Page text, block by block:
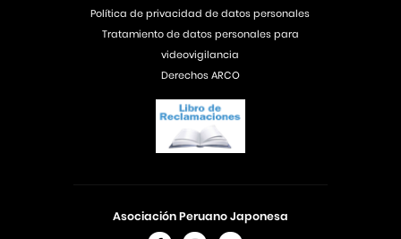
Asociación Peruano Japonesa
Política de privacidad de datos personales
Tratamiento de datos personales para
videovigilancia
Derechos ARCO